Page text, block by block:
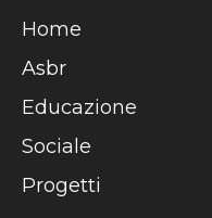
Home
Asbr
Educazione
Sociale
Progetti